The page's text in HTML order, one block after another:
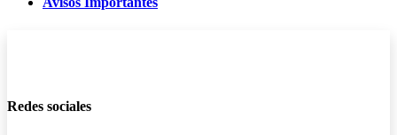
Redes sociales